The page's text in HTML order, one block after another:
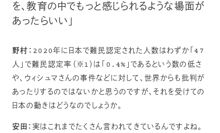
を、教育の中でもっと感じられるような場面が
あったらいい」
野村： 2020年に日本で難民認定された人数はわずか「47
人」で難民認定率（※1）は「0.4%」であるという数の低さ
や、ウィシュマさんの事件などに対して、世界からも批判が
あったりするのではないかと思うのですが、それを受けての
日本の動きはどうなのでしょうか。
安田：実はこれまでたくさん言われてきているんですよね。